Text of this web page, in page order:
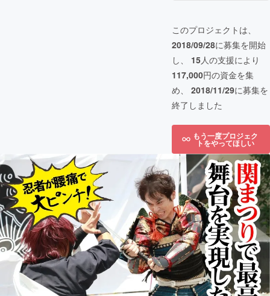
このプロジェクトは、
2018/09/28に募集を開始
し、 15人の支援により
117,000円の資金を集
め、 2018/11/29に募集を
終了しました
もう一度プロジェク
トをやってほしい